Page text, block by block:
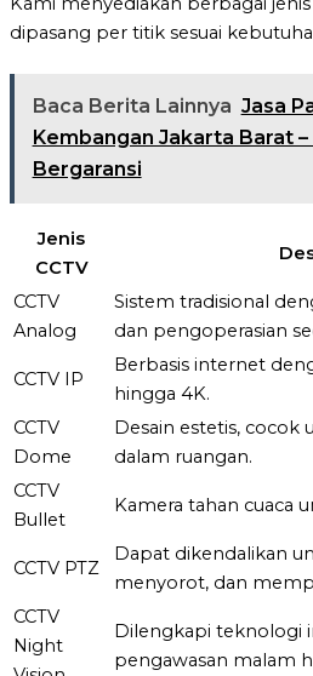
dipasang per titik sesuai
Baca Berita Lainnya Jasa
Kembangan Jakarta Barat
Bergaransi
Jenis
CCTV
CCTV
Analog
Sistem tradisional
dan pengoperasian
CCTV IP
Berbasis internet
hingga 4K.
CCTV
Dome
Desain estetis, cocok
dalam ruangan.
CCTV
Bullet
Kamera tahan cuaca
CCTV PTZ
Dapat dikendalikan
menyorot, dan
CCTV
Night
Dilengkapi teknologi
pengawasan malam